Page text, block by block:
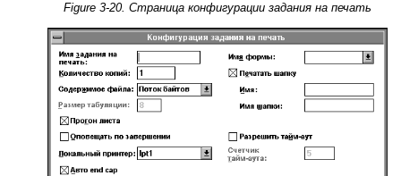
Figure 3-20. Страница конфигурации задания на печать